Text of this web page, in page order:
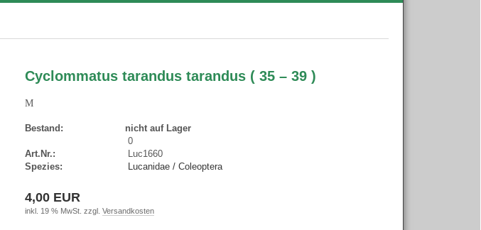
Cyclommatus tarandus tarandus ( 35 – 39 )
M
Bestand:
nicht auf Lager
0
Art.Nr.:
Luc1660
Spezies:
Lucanidae / Coleoptera
4,00 EUR
inkl. 19 % MwSt. zzgl. Versandkosten